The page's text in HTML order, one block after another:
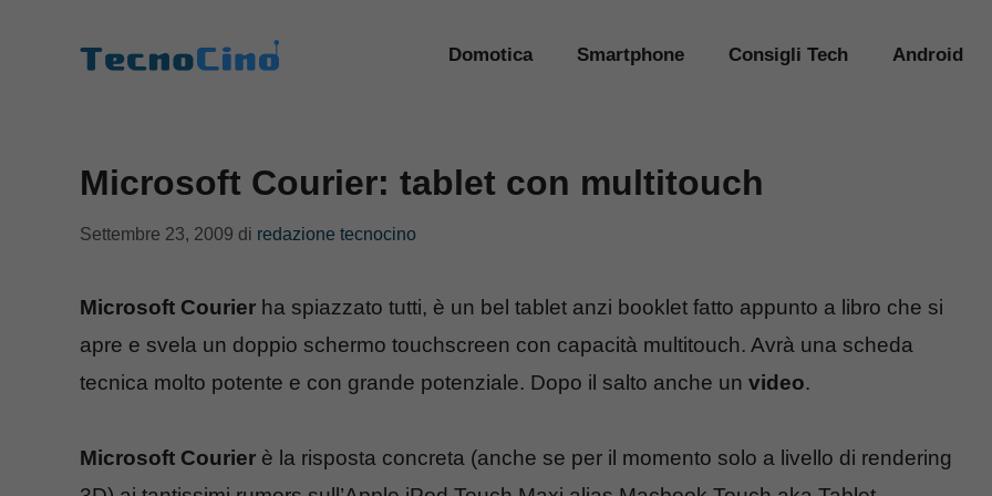
Domotica Smartphone Consigli Tech Android
Microsoft Courier: tablet con multitouch
Settembre 23, 2009 di redazione tecnocino
Microsoft Courier ha spiazzato tutti, è un bel tablet anzi booklet fatto appunto a libro che si
apre e svela un doppio schermo touchscreen con capacità multitouch. Avrà una scheda
tecnica molto potente e con grande potenziale. Dopo il salto anche un video.
Microsoft Courier è la risposta concreta (anche se per il momento solo a livello di rendering